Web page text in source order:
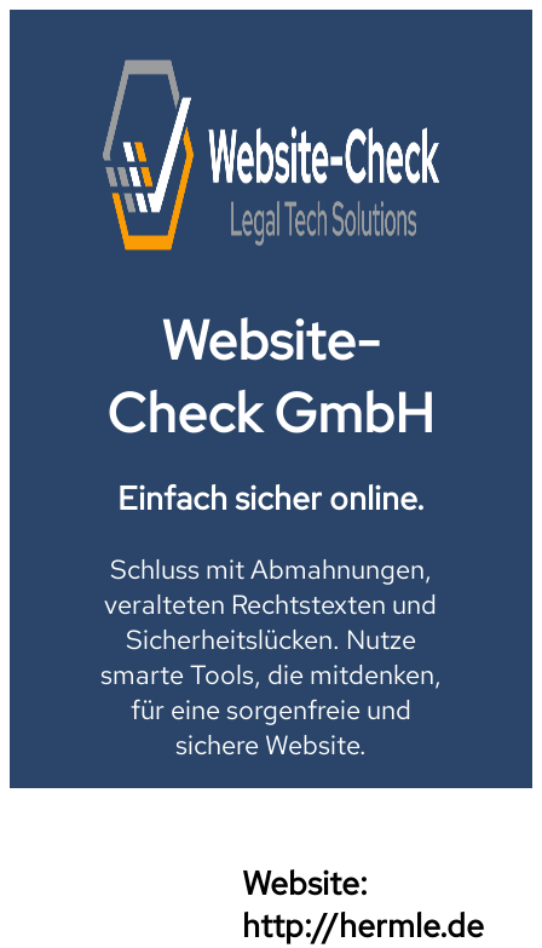
Website-
Check GmbH
Einfach sicher online.
Schluss mit Abmahnungen,
veralteten Rechtstexten und
Sicherheitslücken. Nutze
smarte Tools, die mitdenken,
für eine sorgenfreie und
sichere Website.
Website:
http://hermle.de